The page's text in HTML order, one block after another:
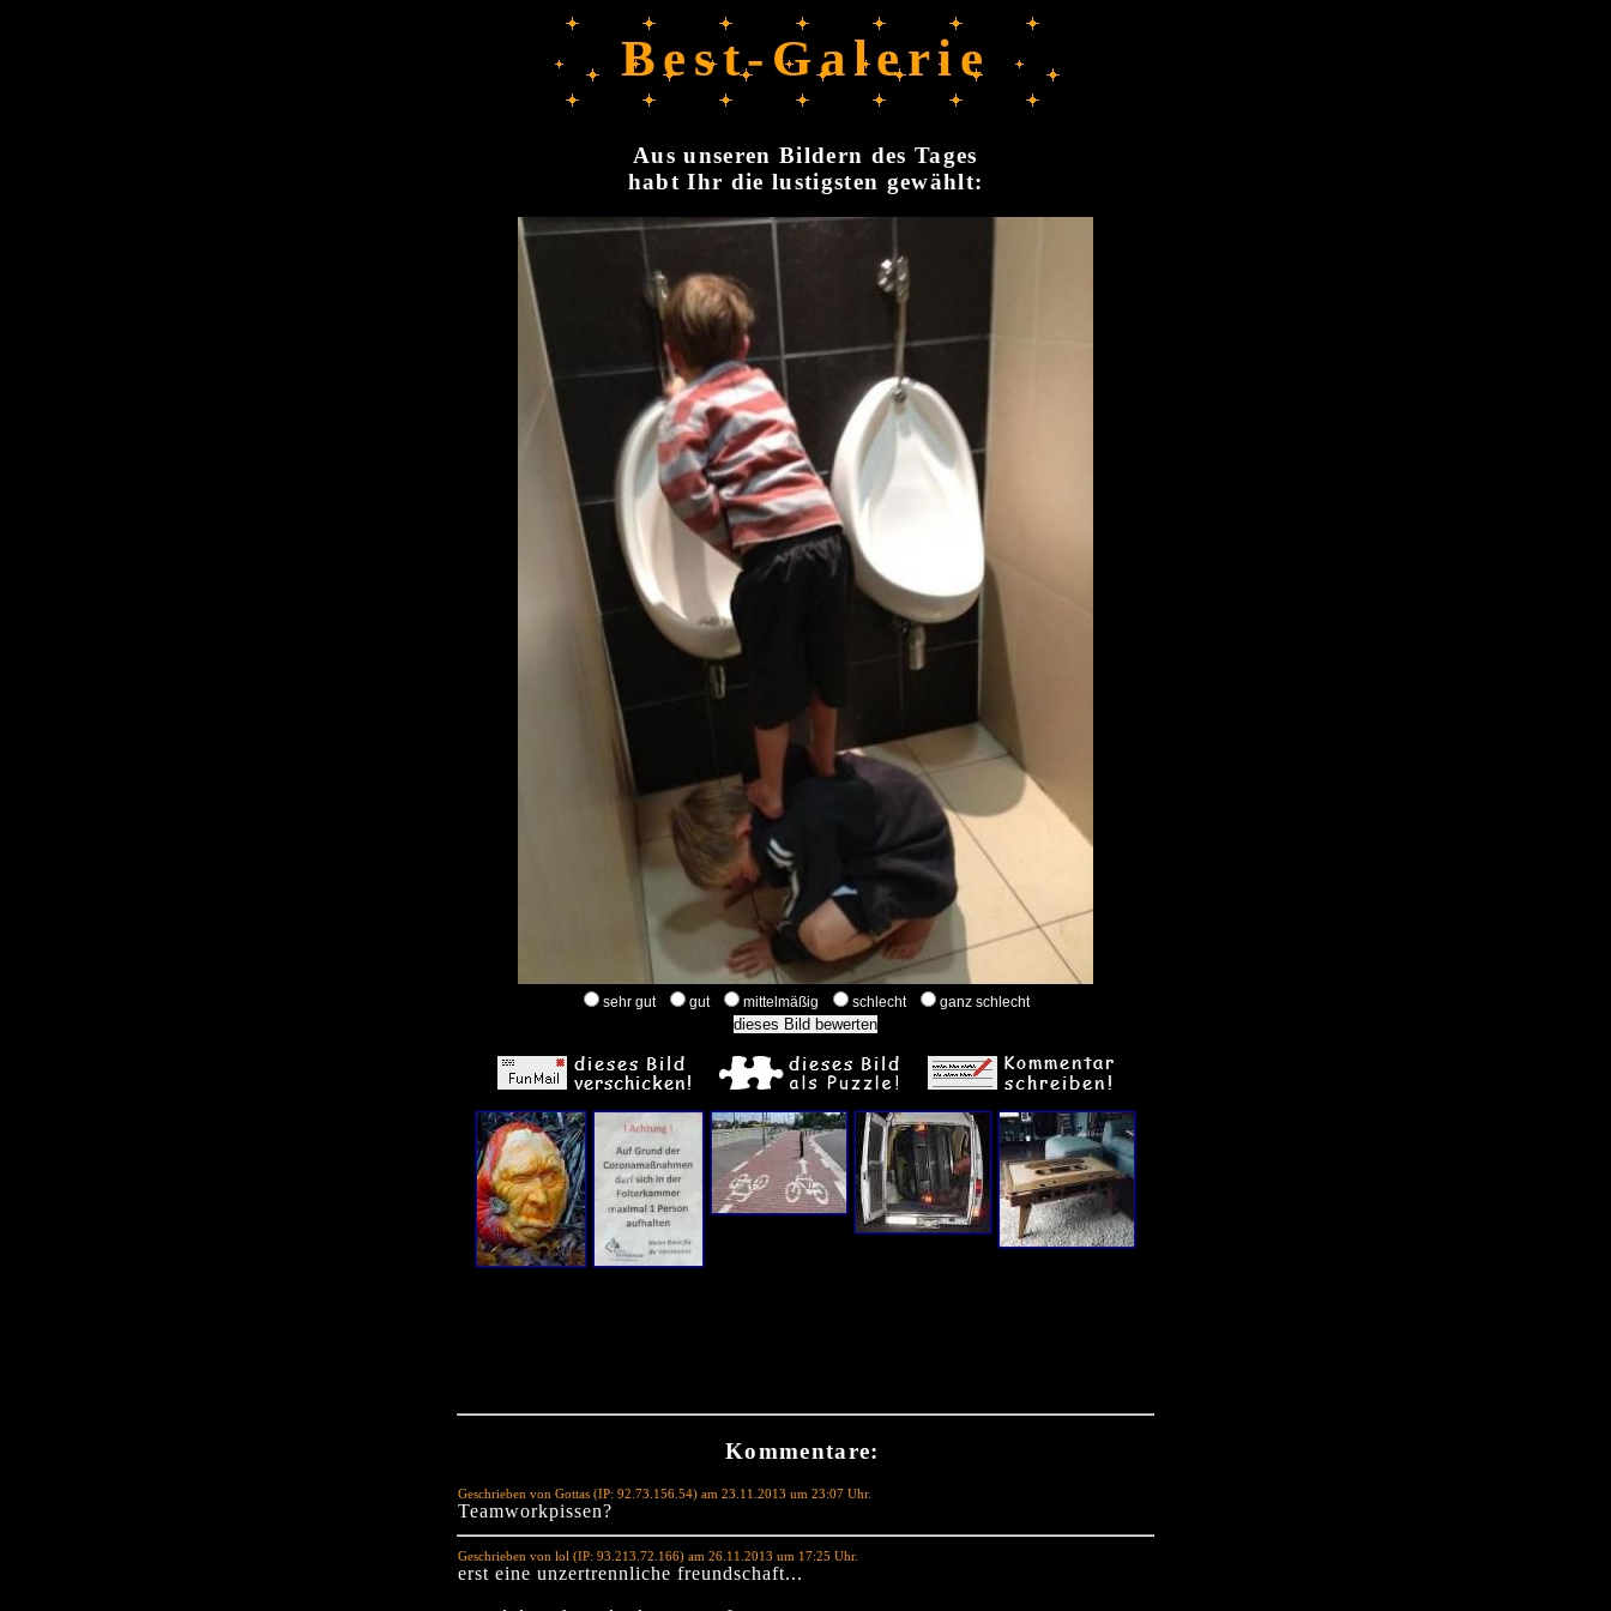
Best-Galerie
Aus unseren Bildern des Tages
habt Ihr die lustigsten gewählt:
sehr gut gut mittelmäßig schlecht ganz schlecht
Kommentare:
Geschrieben von Gottas (IP: 92.73.156.54) am 23.11.2013 um 23:07 Uhr.
Teamworkpissen?
Geschrieben von lol (IP: 93.213.72.166) am 26.11.2013 um 17:25 Uhr.
erst eine unzertrennliche freundschaft...